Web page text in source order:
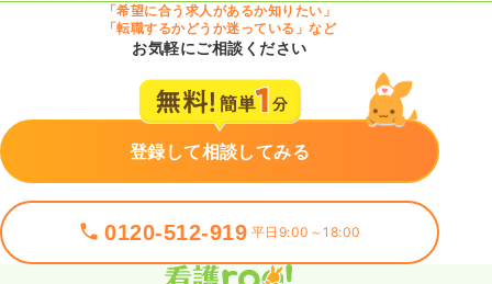
「希望に合う求人があるか知りたい」
「転職するかどうか迷っている」など
お気軽にご相談ください
登録して相談してみる
0120-512-919 平日9:00～18:00